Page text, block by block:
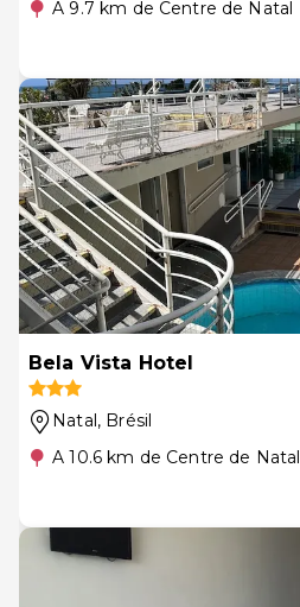
A 9.7 km de Centre de Natal
Bela Vista Hotel
Natal, Brésil
A 10.6 km de Centre de Natal